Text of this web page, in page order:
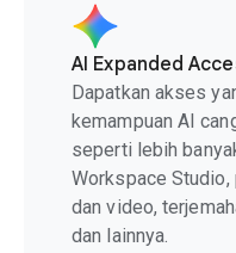
AI Expanded
Dapatkan akses
kemampuan AI
seperti lebih
Workspace Studio,
dan video,
dan lainnya.